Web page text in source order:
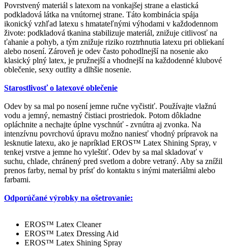
Povrstvený materiál s latexom na vonkajšej strane a elastická
podkladová látka na vnútornej strane. Táto kombinácia spája
ikonický vzhľad latexu s hmatateľnými výhodami v každodennom
živote: podkladová tkanina stabilizuje materiál, znižuje citlivosť na
ťahanie a pohyb, a tým znižuje riziko roztrhnutia latexu pri obliekaní
alebo nosení. Zároveň je odev často pohodlnejší na nosenie ako
klasický plný latex, je pružnejší a vhodnejší na každodenné klubové
oblečenie, sexy outfity a dlhšie nosenie.
Starostlivosť o latexové oblečenie
Odev by sa mal po nosení jemne ručne vyčistiť. Používajte vlažnú
vodu a jemný, nemastný čistiaci prostriedok. Potom dôkladne
opláchnite a nechajte úplne vyschnúť - zvnútra aj zvonka. Na
intenzívnu povrchovú úpravu možno naniesť vhodný prípravok na
lesknutie latexu, ako je napríklad EROS™ Latex Shining Spray, v
tenkej vrstve a jemne ho vyleštiť. Odev by sa mal skladovať v
suchu, chlade, chránený pred svetlom a dobre vetraný. Aby sa znížil
prenos farby, nemal by prísť do kontaktu s inými materiálmi alebo
farbami.
Odporúčané výrobky na ošetrovanie:
EROS™ Latex Cleaner
EROS™ Latex Dressing Aid
EROS™ Latex Shining Spray